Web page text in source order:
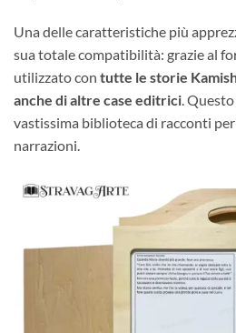
Una delle caratteristiche più
sua totale compatibilità: grazie al
utilizzato con tutte le storie
anche di altre case editrici.
vastissima biblioteca di racconti
narrazioni.